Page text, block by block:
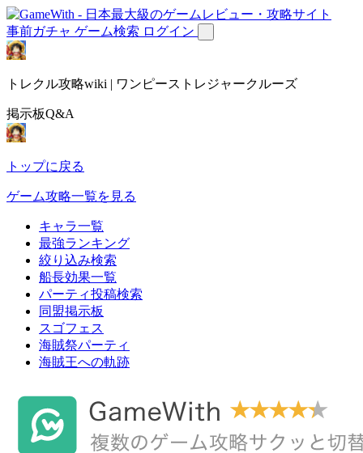
事前ガチャ ゲーム検索 ログイン
トレクル攻略wiki | ワンピーストレジャークルーズ
掲示板Q&A
トップに戻る
ゲーム攻略一覧を見る
キャラ一覧
最強ランキング
絞り込み検索
船長効果一覧
パーティ投稿検索
同盟掲示板
スゴフェス
海賊祭パーティ
海賊王への軌跡